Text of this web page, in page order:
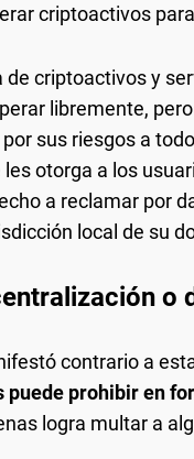
criptoactivos
criptoactivos y
libremente,
sus riesgos a
otorga a los
a reclamar por
local de su
o
contrario a
puede prohibir en
logra multar a